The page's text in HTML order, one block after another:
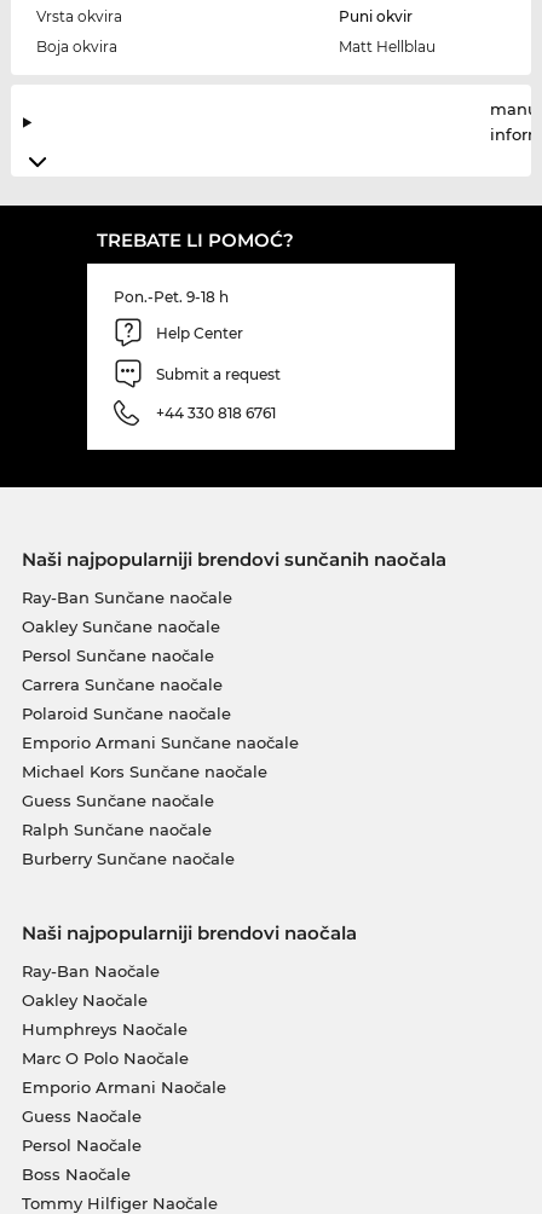
Vrsta okvira
Puni okvir
Boja okvira
Matt Hellblau
TREBATE LI POMOĆ?
Pon.-Pet. 9-18 h
Help Center
Submit a request
+44 330 818 6761
Naši najpopularniji brendovi sunčanih naočala
Ray-Ban Sunčane naočale
Oakley Sunčane naočale
Persol Sunčane naočale
Carrera Sunčane naočale
Polaroid Sunčane naočale
Emporio Armani Sunčane naočale
Michael Kors Sunčane naočale
Guess Sunčane naočale
Ralph Sunčane naočale
Burberry Sunčane naočale
Naši najpopularniji brendovi naočala
Ray-Ban Naočale
Oakley Naočale
Humphreys Naočale
Marc O Polo Naočale
Emporio Armani Naočale
Guess Naočale
Persol Naočale
Boss Naočale
Tommy Hilfiger Naočale